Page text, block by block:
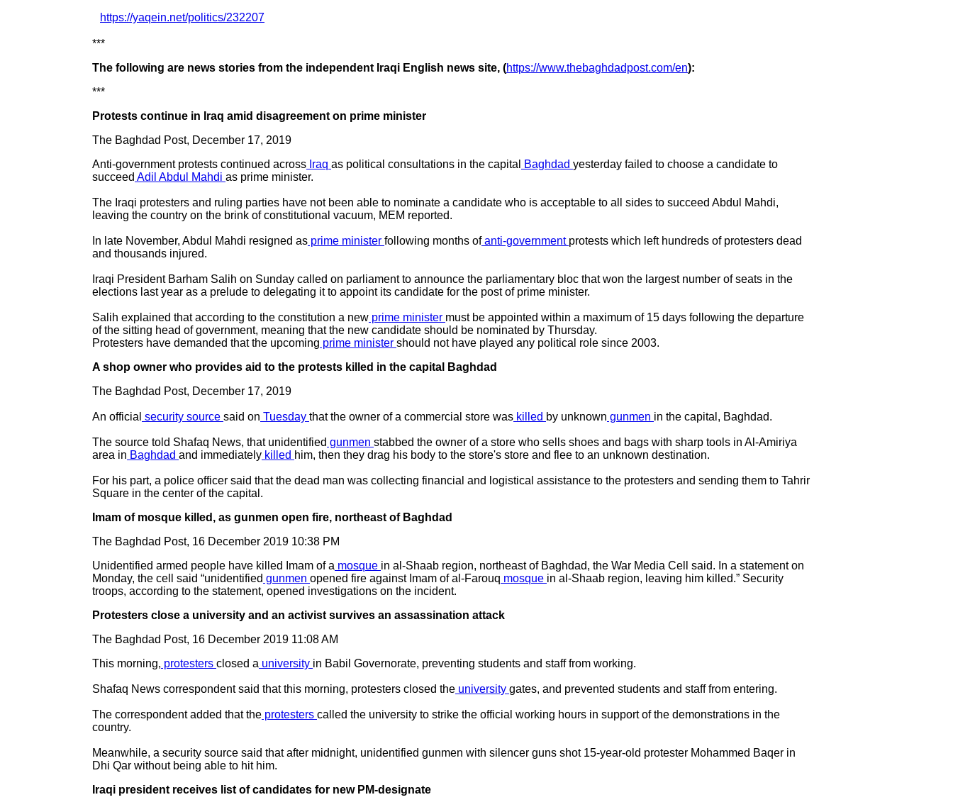
https://yaqein.net/politics/232207
***
The following are news stories from the independent Iraqi English news site, (https://www.thebaghdadpost.com/en):
***
Protests continue in Iraq amid disagreement on prime minister
The Baghdad Post, December 17, 2019
Anti-government protests continued across Iraq as political consultations in the capital Baghdad yesterday failed to choose a candidate to
succeed Adil Abdul Mahdi as prime minister.
The Iraqi protesters and ruling parties have not been able to nominate a candidate who is acceptable to all sides to succeed Abdul Mahdi,
leaving the country on the brink of constitutional vacuum, MEM reported.
In late November, Abdul Mahdi resigned as prime minister following months ofanti-government protests which left hundreds of protesters dead
and thousands injured.
Iraqi President Barham Salih on Sunday called on parliament to announce the parliamentary bloc that won the largest number of seats in the
elections last year as a prelude to delegating it to appoint its candidate for the post of prime minister.
Salih explained that according to the constitution a new prime minister must be appointed within a maximum of 15 days following the departure
of the sitting head of government, meaning that the new candidate should be nominated by Thursday.
Protesters have demanded that the upcoming prime minister should not have played any political role since 2003.
A shop owner who provides aid to the protests killed in the capital Baghdad
The Baghdad Post, December 17, 2019
An official security source said on Tuesday that the owner of a commercial store was killed by unknown gunmen in the capital, Baghdad.
The source told Shafaq News, that unidentified gunmen stabbed the owner of a store who sells shoes and bags with sharp tools in Al-Amiriya
area in Baghdad and immediately killed him, then they drag his body to the store's store and flee to an unknown destination.
For his part, a police officer said that the dead man was collecting financial and logistical assistance to the protesters and sending them to Tahrir
Square in the center of the capital.
Imam of mosque killed, as gunmen open fire, northeast of Baghdad
The Baghdad Post, 16 December 2019 10:38 PM
Unidentified armed people have killed Imam of a mosque in al-Shaab region, northeast of Baghdad, the War Media Cell said. In a statement on
Monday, the cell said “unidentified gunmen opened fire against Imam of al-Farouq mosque in al-Shaab region, leaving him killed.” Security
troops, according to the statement, opened investigations on the incident.
Protesters close a university and an activist survives an assassination attack
The Baghdad Post, 16 December 2019 11:08 AM
This morning, protesters closed a university in Babil Governorate, preventing students and staff from working.
Shafaq News correspondent said that this morning, protesters closed the university gates, and prevented students and staff from entering.
The correspondent added that the protesters called the university to strike the official working hours in support of the demonstrations in the
country.
Meanwhile, a security source said that after midnight, unidentified gunmen with silencer guns shot 15-year-old protester Mohammed Baqer in
Dhi Qar without being able to hit him.
Iraqi president receives list of candidates for new PM-designate